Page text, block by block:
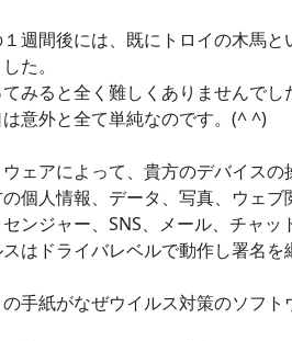
１週間後には、既にトロイの木馬
た。
みると全く難しくありませんで
意外と全て単純なのです。(^ ^)
ェアによって、貴方のデバイス
個人情報、データ、写真、ウェ
ンジャー、SNS、メール、チャッ
はドライバレベルで動作し署名
手紙がなぜウイルス対策のソフ